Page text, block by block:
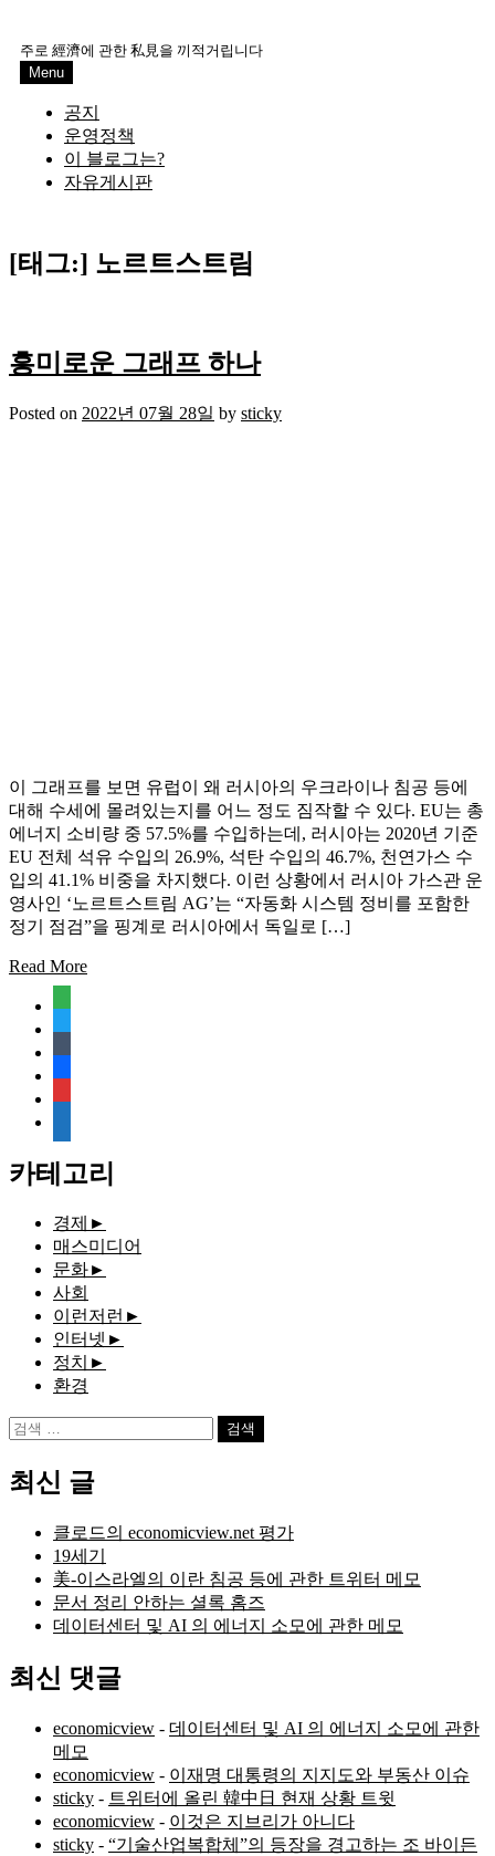
content
주로 經濟에 관한 私見을 끼적거립니다
Menu
공지
운영정책
이 블로그는?
자유게시판
[태그:] 노르트스트림
흥미로운 그래프 하나
Posted on 2022년 07월 28일 by sticky
이 그래프를 보면 유럽이 왜 러시아의 우크라이나 침공 등에
대해 수세에 몰려있는지를 어느 정도 짐작할 수 있다. EU는 총
에너지 소비량 중 57.5%를 수입하는데, 러시아는 2020년 기준
EU 전체 석유 수입의 26.9%, 석탄 수입의 46.7%, 천연가스 수
입의 41.1% 비중을 차지했다. 이런 상황에서 러시아 가스관 운
영사인 ‘노르트스트림 AG’는 “자동화 시스템 정비를 포함한
정기 점검”을 핑계로 러시아에서 독일로 […]
Read More
document
카테고리
경제 ►
매스미디어
문화►
사회
이런저런 ►
인터넷 ►
정치 ►
환경
검
최신 글
클로드의 economicview.net 평가
19세기
美-이스라엘의 이란 침공 등에 관한 트위터 메모
문서 정리 안하는 셜록 홈즈
데이터센터 및 AI 의 에너지 소모에 관한 메모
최신 댓글
economicview - 데이터센터 및 AI 의 에너지 소모에 관한
메모
economicview - 이재명 대통령의 지지도와 부동산 이슈
sticky - 트위터에 올린 韓中日 현재 상황 트윗
economicview - 이것은 지브리가 아니다
sticky - “기술산업복합체”의 등장을 경고하는 조 바이든